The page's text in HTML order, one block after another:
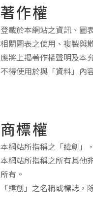
著作權
登載於本網站之資訊、圖
相關圖表之使用、複製與
應將上揭著作權聲明及本
不得使用於與「資料」內
商標權
本網站所指稱之「緯創」
本網站所指稱之所有其他
所有。
「緯創」之名稱或標誌